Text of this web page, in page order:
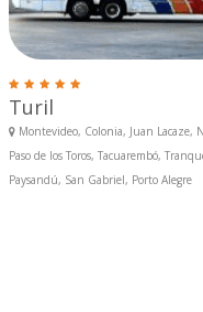
Turil
Montevideo, Colonia, Juan Lacaze,
Paso de los Toros, Tacuarembó,
Paysandú, San Gabriel, Porto Alegre